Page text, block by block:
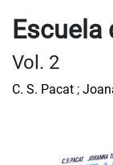
Escuela
Vol. 2
C. S. Pacat ;